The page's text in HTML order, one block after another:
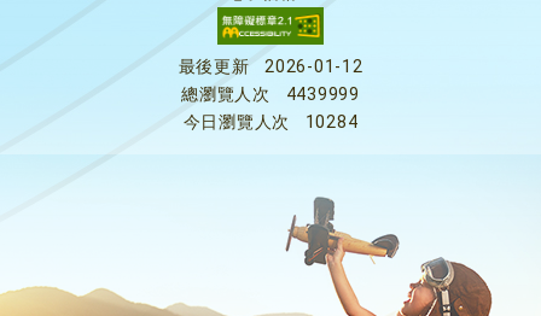
最後更新
2026-01-12
總瀏覽人次
4439999
今日瀏覽人次
10284